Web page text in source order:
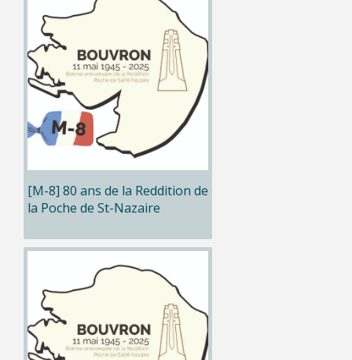
[M-8] 80 ans de la Reddition de
la Poche de St-Nazaire